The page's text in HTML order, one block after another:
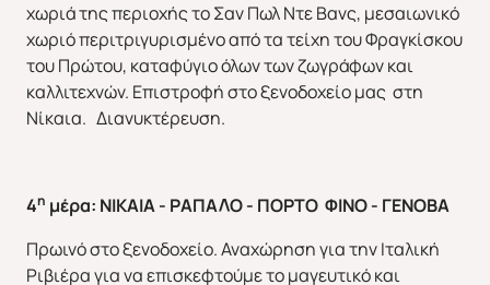
χωριά της περιοχής το Σαν Πωλ Ντε Βανς, μεσαιωνικό
χωριό περιτριγυρισμένο από τα τείχη του Φραγκίσκου
του Πρώτου, καταφύγιο όλων των ζωγράφων και
καλλιτεχνών. Επιστροφή στο ξενοδοχείο μας στη
Νίκαια. Διανυκτέρευση.
4η μέρα: ΝΙΚΑΙΑ - ΡΑΠΑΛΟ - ΠΟΡΤΟ ΦΙΝΟ - ΓΕΝΟΒΑ
Πρωινό στο ξενοδοχείο. Αναχώρηση για την Ιταλική
Ριβιέρα για να επισκεφτούμε το μαγευτικό και